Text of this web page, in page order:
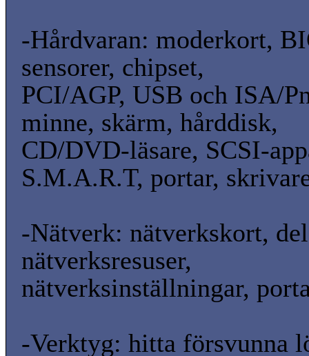
-Hårdvaran: moderkort,
sensorer, chipset,
PCI/AGP, USB och ISA/
minne, skärm, hårddisk,
CD/DVD-läsare, SCSI-
S.M.A.R.T, portar,
-Nätverk: nätverkskort,
nätverksresuser,
nätverksinställningar,
-Verktyg: hitta försvunna